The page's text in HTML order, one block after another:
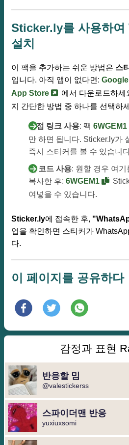
Sticker.ly를 사용하여
설치
이 팩을 추가하는 쉬운 방법은 스
입니다. 아직 앱이 없다면: Google
App Store
에서 다운로드하세
지 간단한 방법 중 하나를 선택하
직접 링크 사용: 팩 6WGEM1
만 하면 됩니다. Sticker.ly가
즉시 스티커를 볼 수 있습니
팩 코드 사용: 원할 경우 여
복사한 후: 6WGEM1
여넣을 수 있습니다.
Sticker.ly에 접속한 후,
업을 확인하면 스티커가
다.
이 페이지를 공유하다
감정과 표현
반응할 밈
@valestickerss
스파이더맨 반응
yuxiuxsomi